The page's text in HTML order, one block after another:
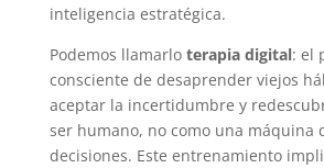
inteligencia estratégica.
Podemos llamarlo terapia digital: el
consciente de desaprender viejos
aceptar la incertidumbre y
ser humano, no como una máquina
decisiones. Este entrenamiento